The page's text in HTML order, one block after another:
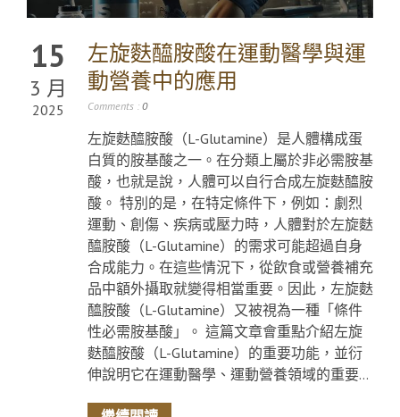
15
3 月
2025
左旋麩醯胺酸在運動醫學與運
動營養中的應用
Comments : 0
左旋麩醯胺酸（L-Glutamine）是人體構成蛋
白質的胺基酸之一。在分類上屬於非必需胺基
酸，也就是說，人體可以自行合成左旋麩醯胺
酸。 特別的是，在特定條件下，例如：劇烈
運動、創傷、疾病或壓力時，人體對於左旋麩
醯胺酸（L-Glutamine）的需求可能超過自身
合成能力。在這些情況下，從飲食或營養補充
品中額外攝取就變得相當重要。因此，左旋麩
醯胺酸（L-Glutamine）又被視為一種「條件
性必需胺基酸」。 這篇文章會重點介紹左旋
麩醯胺酸（L-Glutamine）的重要功能，並衍
伸說明它在運動醫學、運動營養領域的重要...